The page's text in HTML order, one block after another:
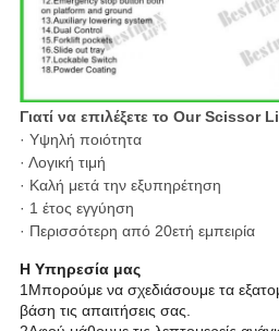
Γιατί να επιλέξετε το Our Scissor
· Υψηλή ποιότητα
· Λογική τιμή
· Καλή μετά την εξυπηρέτηση
· 1 έτος εγγύηση
· Περισσότερη από 20ετή εμπειρία
Η Υπηρεσία μας
1Μπορούμε να σχεδιάσουμε τα
βάση τις απαιτήσεις σας.